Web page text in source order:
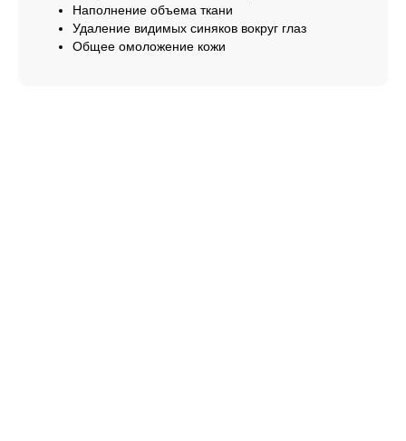
Наполнение объема ткани
Удаление видимых синяков вокруг глаз
Общее омоложение кожи